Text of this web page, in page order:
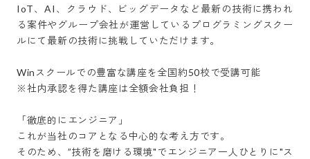
IoT、AI、クラウド、ビッグデータなど最新の技術に携われ
る案件やグループ会社が運営しているプログラミングスクー
ルにて最新の技術に挑戦していただけます。
Winスクールでの豊富な講座を全国約50校で受講可能
※社内承認を得た講座は全額会社負担！
「徹底的にエンジニア」
これが当社のコアとなる中心的な考え方です。
そのため、”技術を磨ける環境"でエンジニア一人ひとりに"ス